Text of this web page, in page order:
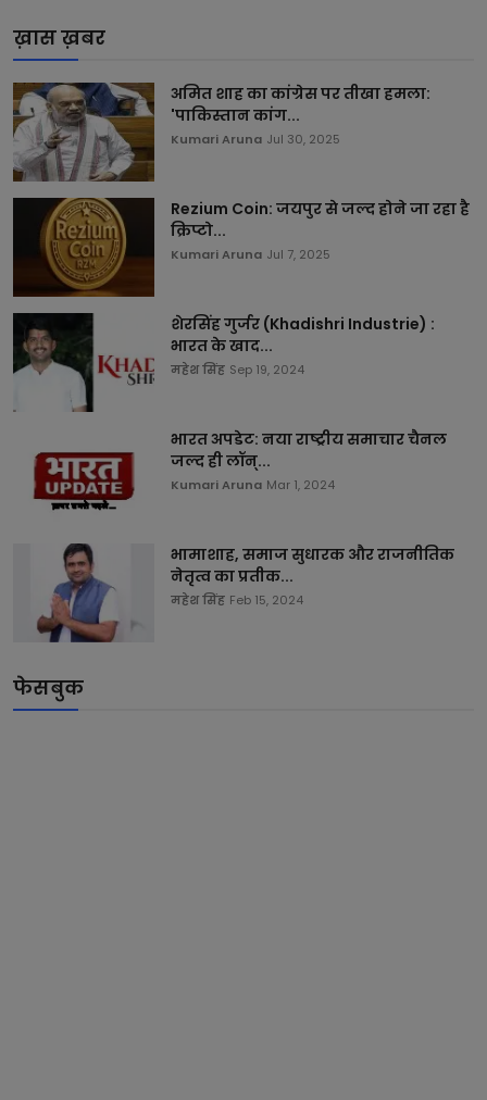
ख़ास ख़बर
अमित शाह का कांग्रेस पर तीखा हमला:
'पाकिस्तान कांग...
Kumari Aruna Jul 30, 2025
Rezium Coin: जयपुर से जल्द होने जा रहा है
क्रिप्टो...
Kumari Aruna Jul 7, 2025
शेरसिंह गुर्जर (Khadishri Industrie) :
भारत के खाद...
महेश सिंह Sep 19, 2024
भारत अपडेट: नया राष्ट्रीय समाचार चैनल
जल्द ही लॉन्...
Kumari Aruna Mar 1, 2024
भामाशाह, समाज सुधारक और राजनीतिक
नेतृत्व का प्रतीक...
महेश सिंह Feb 15, 2024
फेसबुक